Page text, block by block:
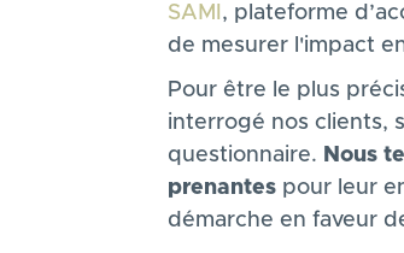
SAMI , plateforme
de mesurer l'impact
Pour être le plus
interrogé nos clients,
questionnaire. Nous
prenantes pour leur
démarche en faveur